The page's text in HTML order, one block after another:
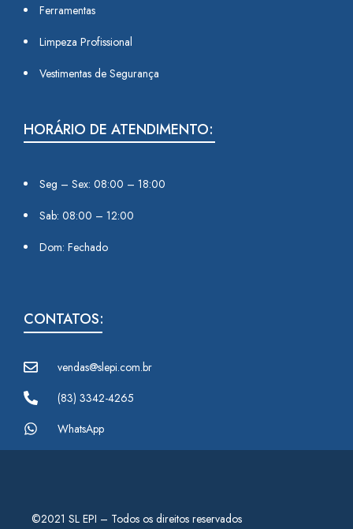
Ferramentas
Limpeza Profissional
Vestimentas de Segurança
HORÁRIO DE ATENDIMENTO:
Seg – Sex: 08:00 – 18:00
Sab: 08:00 – 12:00
Dom: Fechado
CONTATOS:
vendas@slepi.com.br
(83) 3342-4265
WhatsApp
©2021 SL EPI – Todos os direitos reservados